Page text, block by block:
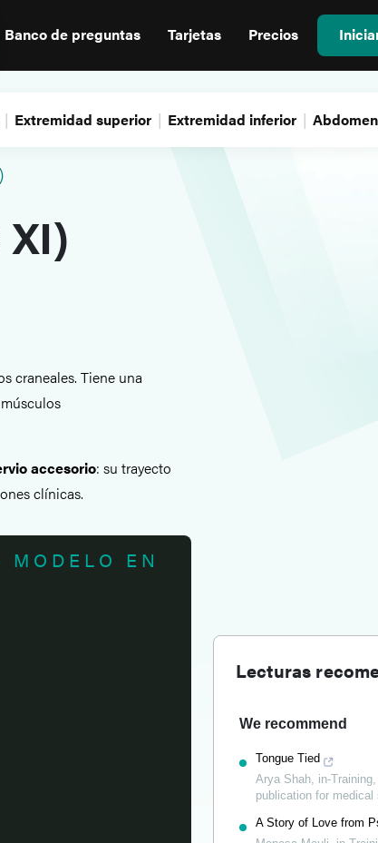
Banco de preguntas Tarjetas Precios
Extremidad superior Extremidad inferior Abdomen
craneales. Tiene una
accesorio: su trayecto
clínicas.
EN
Lecturas
We recommend
Tongue Tied
Arya Shah, in-
publication for medical
A Story of Love from